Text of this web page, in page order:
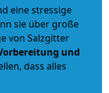
eine stressige
sie über große
von Salzgitter
und
dass alles